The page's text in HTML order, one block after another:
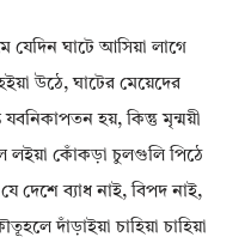
যেদিন ঘাটে আসিয়া লাগে
উঠে, ঘাটের মেয়েদের
যবনিকাপতন হয়, কিন্তু মৃন্ময়ী
কোঁকড়া চুলগুলি পিঠে
দেশে ব্যাধ নাই, বিপদ নাই,
দাঁড়াইয়া চাহিয়া চাহিয়া